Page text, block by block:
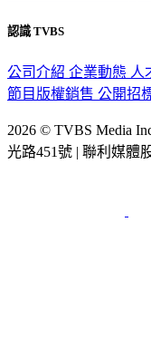
認識 TVBS
公司介紹 企業動態 人
節目版權銷售 公開招
2026 © TVBS Media
光路451號 | 聯利媒體